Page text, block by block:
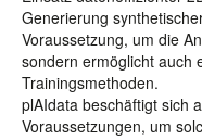
Generierung
Voraussetzung, um die
sondern ermöglicht auch
Trainingsmethoden.
plAIdata beschäftigt sich
Voraussetzungen, um